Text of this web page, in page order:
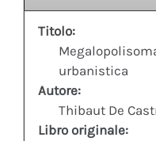
Titolo:
urbanistica
Autore:
Thibaut De
Libro originale: